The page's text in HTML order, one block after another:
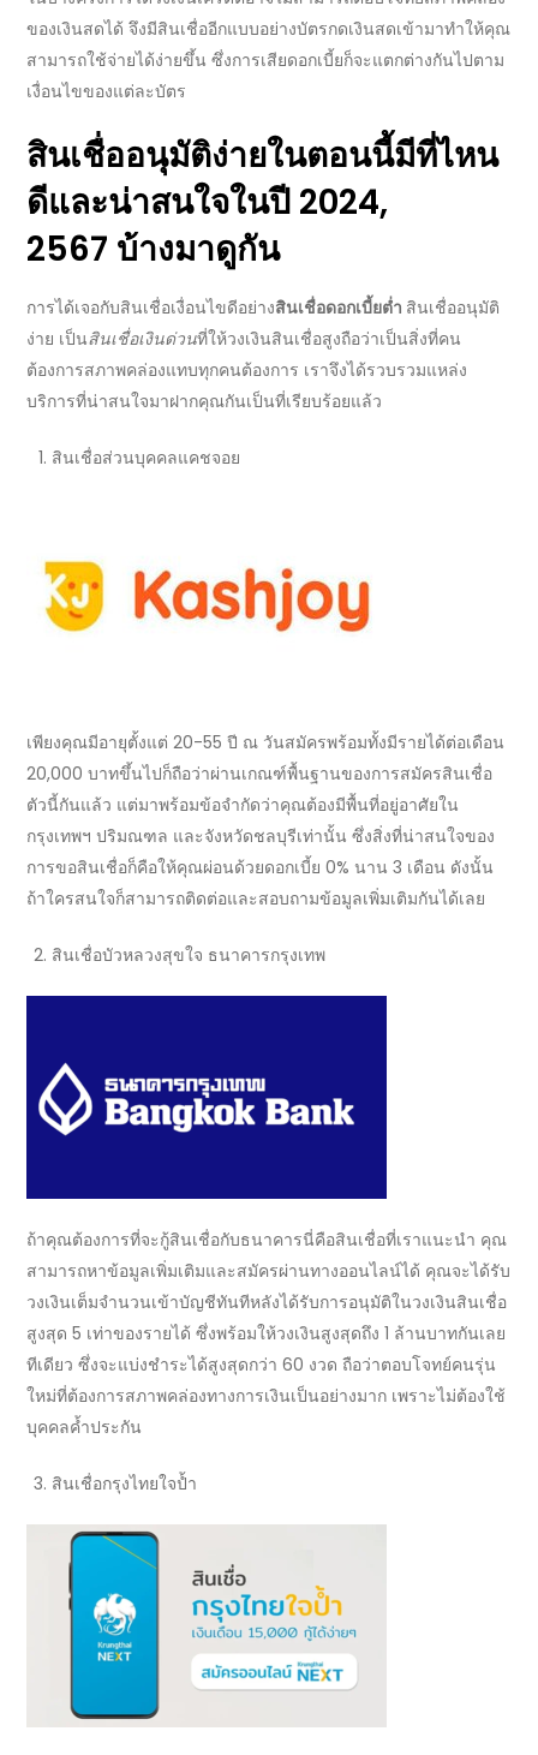
ของเงินสดได้ จึงมีสินเชื่ออีกแบบอย่างบัตรกดเงินสดเข้ามาทำให้คุณ
สามารถใช้จ่ายได้ง่ายขึ้น ซึ่งการเสียดอกเบี้ยก็จะแตกต่างกันไปตาม
เงื่อนไขของแต่ละบัตร
สินเชื่ออนุมัติง่ายในตอนนี้มีที่ไหน
ดีและน่าสนใจในปี 2024,
2567 บ้างมาดูกัน
การได้เจอกับสินเชื่อเงื่อนไขดีอย่างสินเชื่อดอกเบี้ยต่ำ สินเชื่ออนุมัติ
ง่าย เป็นสินเชื่อเงินด่วนที่ให้วงเงินสินเชื่อสูงถือว่าเป็นสิ่งที่คน
ต้องการสภาพคล่องแทบทุกคนต้องการ เราจึงได้รวบรวมแหล่ง
บริการที่น่าสนใจมาฝากคุณกันเป็นที่เรียบร้อยแล้ว
สินเชื่อส่วนบุคคลแคชจอย
เพียงคุณมีอายุตั้งแต่20-55ปี ณ วันสมัครพร้อมทั้งมีรายได้ต่อเดือน
20,000บาทขึ้นไปก็ถือว่าผ่านเกณฑ์พื้นฐานของการสมัครสินเชื่อ
ตัวนี้กันแล้ว แต่มาพร้อมข้อจำกัดว่าคุณต้องมีพื้นที่อยู่อาศัยใน
กรุงเทพฯ ปริมณฑล และจังหวัดชลบุรีเท่านั้น ซึ่งสิ่งที่น่าสนใจของ
การขอสินเชื่อก็คือให้คุณผ่อนด้วยดอกเบี้ย 0% นาน 3 เดือน ดังนั้น
ถ้าใครสนใจก็สามารถติดต่อและสอบถามข้อมูลเพิ่มเติมกันได้เลย
สินเชื่อบัวหลวงสุขใจ ธนาคารกรุงเทพ
ถ้าคุณต้องการที่จะกู้สินเชื่อกับธนาคารนี่คือสินเชื่อที่เราแนะนำ คุณ
สามารถหาข้อมูลเพิ่มเติมและสมัครผ่านทางออนไลน์ได้ คุณจะได้รับ
วงเงินเต็มจำนวนเข้าบัญชีทันทีหลังได้รับการอนุมัติในวงเงินสินเชื่อ
สูงสุด 5 เท่าของรายได้ ซึ่งพร้อมให้วงเงินสูงสุดถึง 1 ล้านบาทกันเลย
ทีเดียว ซึ่งจะแบ่งชำระได้สูงสุดกว่า 60 งวด ถือว่าตอบโจทย์คนรุ่น
ใหม่ที่ต้องการสภาพคล่องทางการเงินเป็นอย่างมาก เพราะไม่ต้องใช้
บุคคลค้ำประกัน
สินเชื่อกรุงไทยใจป้ำ